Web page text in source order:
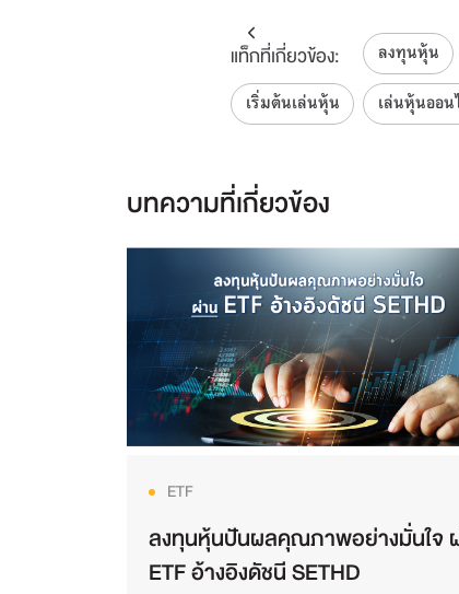
แท็กที่เกี่ยวข้อง: ลงทุนหุ้น
เริ่มต้นเล่นหุ้น
เล่นหุ้นออ
บทความที่เกี่ยวข้อง
ETF
ลงทุนหุ้นปันผลคุณภาพอย่างมั่นใจ
ETF อ้างอิงดัชนี SETHD